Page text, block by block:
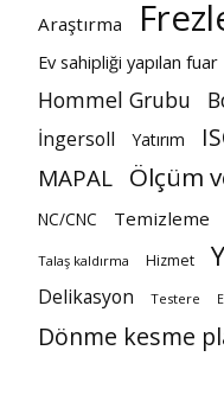
Araştırma
Ev sahipliği yapılan fuar
Hommel Grubu
İngersoll Yatırım
MAPAL Ölçüm
NC/CNC Temizleme
Talaş kaldırma Hizmet
Delikasyon Testere
Dönme kesme